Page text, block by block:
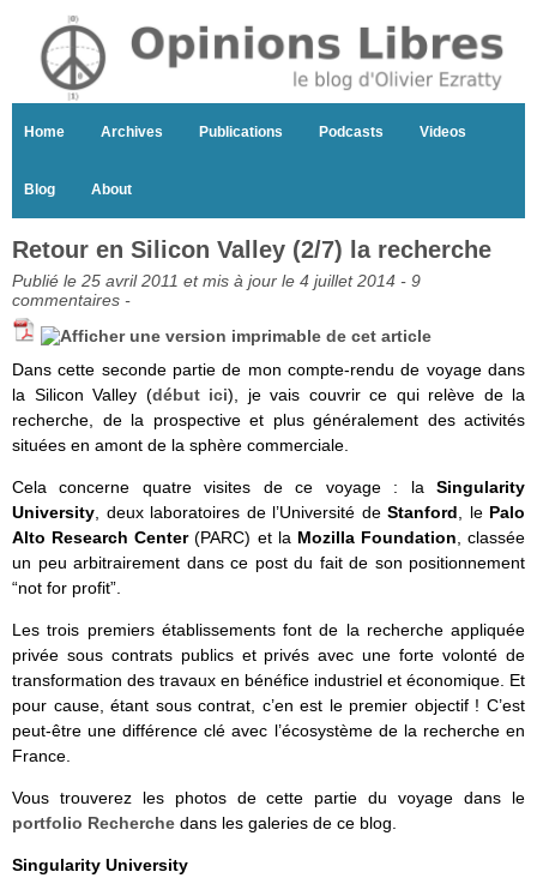
Home Archives Publications Podcasts Videos
Blog About
Retour en Silicon Valley (2/7) la recherche
Publié le 25 avril 2011 et mis à jour le 4 juillet 2014 - 9
commentaires -
Dans cette seconde partie de mon compte-rendu de voyage dans
la Silicon Valley (début ici), je vais couvrir ce qui relève de la
recherche, de la prospective et plus généralement des activités
situées en amont de la sphère commerciale.
Cela concerne quatre visites de ce voyage : la Singularity
University , deux laboratoires de l’Université de Stanford , le Palo
Alto Research Center(PARC) et la Mozilla Foundation , classée
un peu arbitrairement dans ce post du fait de son positionnement
“not for profit”.
Les trois premiers établissements font de la recherche appliquée
privée sous contrats publics et privés avec une forte volonté de
transformation des travaux en bénéfice industriel et économique. Et
pour cause, étant sous contrat, c’en est le premier objectif ! C’est
peut-être une différence clé avec l’écosystème de la recherche en
France.
Vous trouverez les photos de cette partie du voyage dans le
portfolio Recherche dans les galeries de ce blog.
Singularity University